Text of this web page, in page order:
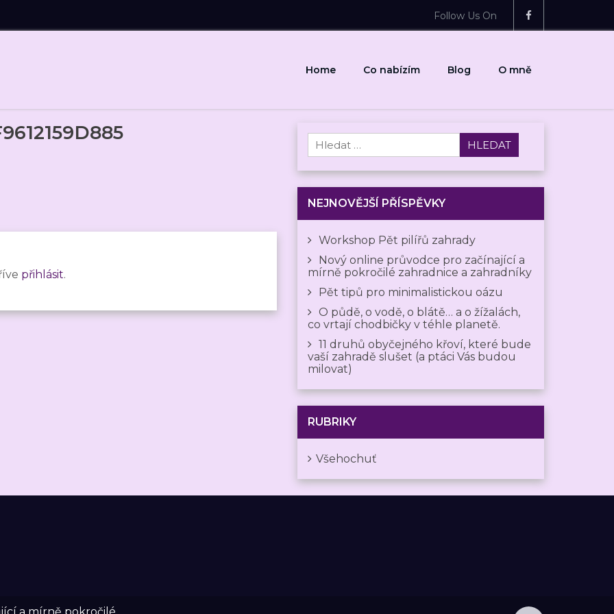
Follow Us On
Home Co nabízím Blog O mně
přihlásit.
Vyhledávání
NEJNOVĚJŠÍ PŘÍSPĚVKY
Workshop Pět pilířů zahrady
Nový online průvodce pro začínající a
mírně pokročilé zahradnice a zahradníky
Pět tipů pro minimalistickou oázu
O půdě, o vodě, o blátě… a o žížalách,
co vrtají chodbičky v téhle planetě.
11 druhů obyčejného křoví, které bude
vaší zahradě slušet (a ptáci Vás budou
milovat)
RUBRIKY
Všehochuť